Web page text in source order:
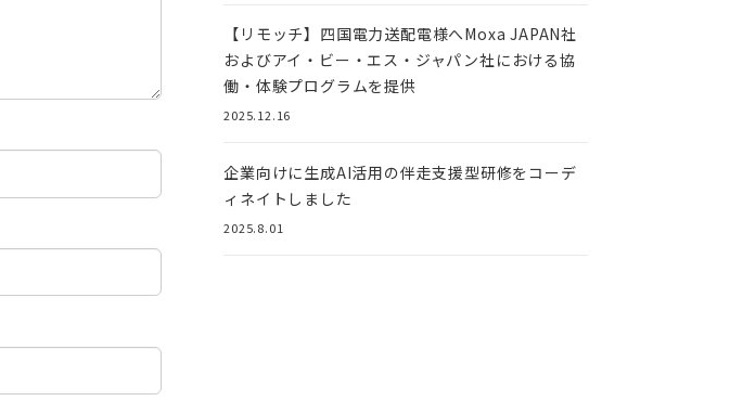
【リモッチ】四国電⼒送配電様へMoxa JAPAN社
およびアイ・ビー・エス・ジャパン社における協
働・体験プログラムを提供
2025.12.16
企業向けに生成AI活用の伴走支援型研修をコーデ
ィネイトしました
2025.8.01